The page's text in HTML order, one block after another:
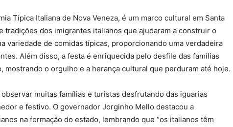
Típica Italiana de Nova Veneza, é um marco cultural em Santa
tradições dos imigrantes italianos que ajudaram a construir o
variedade de comidas típicas, proporcionando uma verdadeira
Além disso, a festa é enriquecida pelo desfile das famílias
mostrando o orgulho e a herança cultural que perduram até hoje.
muitas famílias e turistas desfrutando das iguarias
e festivo. O governador Jorginho Mello destacou a
na formação do estado, lembrando que “os italianos têm